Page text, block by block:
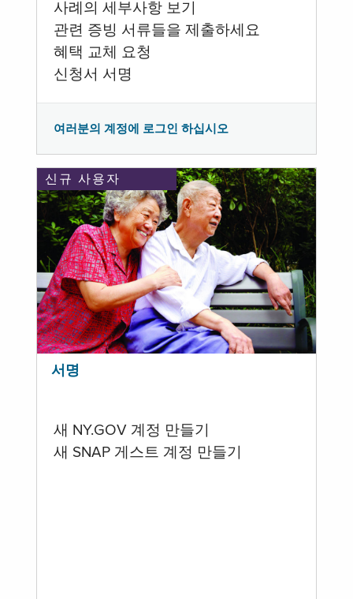
사례의 세부사항 보기
관련 증빙 서류들을 제출하세요
혜택 교체 요청
신청서 서명
여러분의 계정에 로그인 하십시오
신규 사용자
서명
새 NY.GOV 계정 만들기
새 SNAP 게스트 계정 만들기